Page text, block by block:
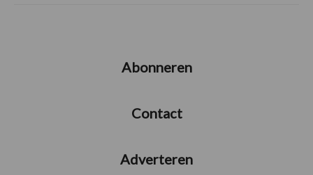
Abonneren
Contact
Adverteren